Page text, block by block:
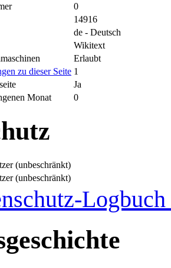
0
14916
de - Deutsch
Wikitext
Erlaubt
zu dieser Seite 1
Ja
Monat
0
(unbeschränkt)
(unbeschränkt)